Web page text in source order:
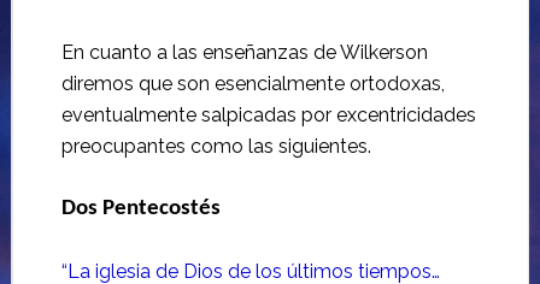
En cuanto a las enseñanzas de Wilkerson
diremos que son esencialmente ortodoxas,
eventualmente salpicadas por excentricidades
preocupantes como las siguientes.
Dos Pentecostés
“La iglesia de Dios de los últimos tiempos…